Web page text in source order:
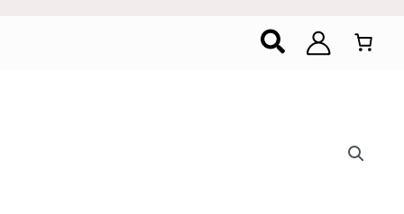
Zoeken